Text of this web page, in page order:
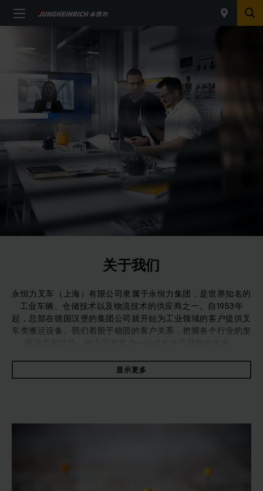
关于我们
永恒力叉车（上海）有限公司隶属于永恒力集团，是世界知名的
工业车辆、仓储技术以及物流技术的供应商之一。自1953年
起，总部在德国汉堡的集团公司就开始为工业领域的客户提供叉
车类搬运设备。我们着眼于稳固的客户关系，把握各个行业的发
显示更多